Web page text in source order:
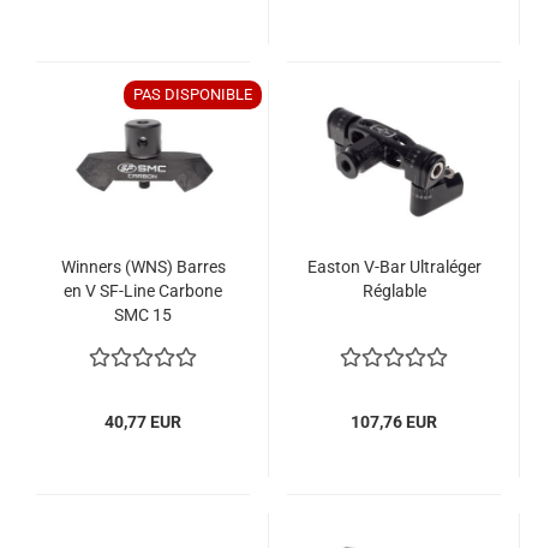
PAS DISPONIBLE
Winners (WNS) Barres
en V SF-Line Carbone
SMC 15
40,77 EUR
Easton V-Bar Ultraléger
Réglable
107,76 EUR